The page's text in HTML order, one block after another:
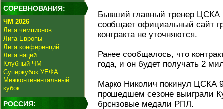
СОРЕВНОВАНИЯ:
ЧМ 2026
Лига чемпионов
Лига Европы
Лига конференций
Лига наций
Клубный ЧМ
Суперкубок УЕФА
Межконтинентальный
кубок
РОССИЯ:
Бывший главный тренер ЦСКА
сообщает официальный сайт
контракта не уточняются.
Ранее сообщалось, что
года, и он будет получать 2
Марко Николич покинул ЦСКА
прошедшем сезоне выиграли
бронзовые медали РПЛ.